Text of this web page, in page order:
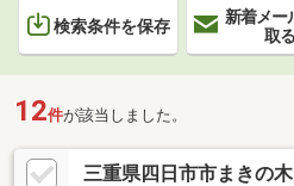
検索条件を保存
新着メー
取る
12件が該当しました。
三重県四日市市まきの